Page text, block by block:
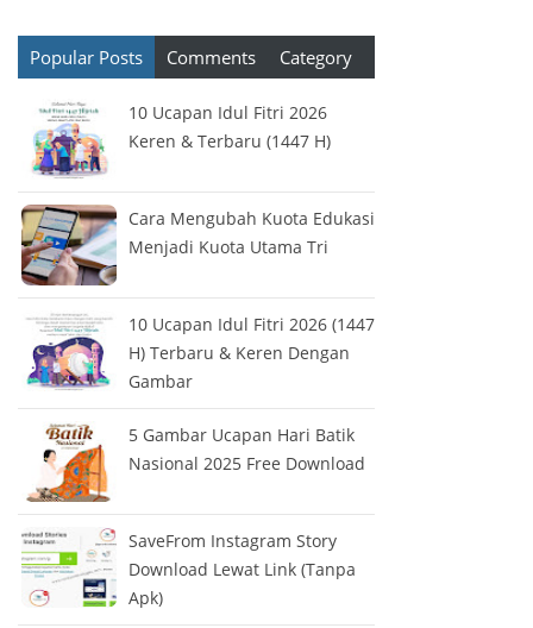
Popular Posts Comments Category
10 Ucapan Idul Fitri 2026
Keren & Terbaru (1447 H)
Cara Mengubah Kuota Edukasi
Menjadi Kuota Utama Tri
10 Ucapan Idul Fitri 2026 (1447
H) Terbaru & Keren Dengan
Gambar
5 Gambar Ucapan Hari Batik
Nasional 2025 Free Download
SaveFrom Instagram Story
Download Lewat Link (Tanpa
Apk)